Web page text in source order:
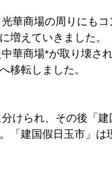
華商場の周りにも
増えていきました。
華商場*が取り壊さ
移転しました。
けられ、その後「建
「建国假日玉市」は